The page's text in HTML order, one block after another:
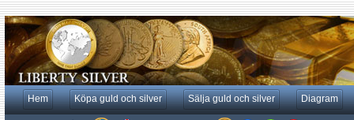
Hem Köpa guld och silver Sälja guld och silver Diagram